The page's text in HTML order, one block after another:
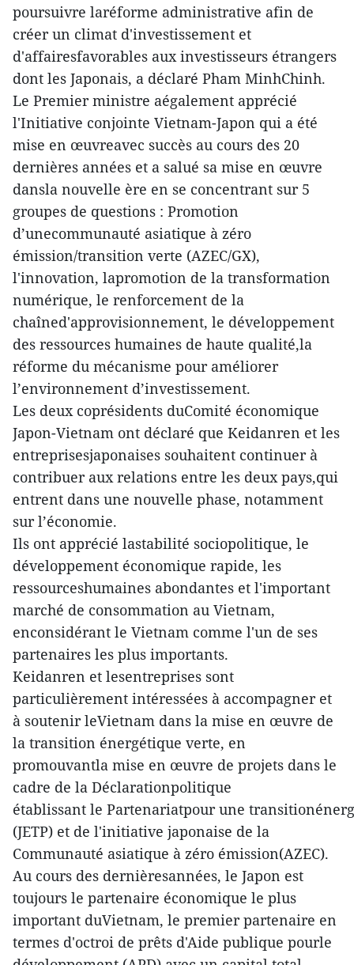
poursuivre laréforme administrative afin de
créer un climat d'investissement et
d'affairesfavorables aux investisseurs étrangers
dont les Japonais, a déclaré Pham MinhChinh.
Le Premier ministre aégalement apprécié
l'Initiative conjointe Vietnam-Japon qui a été
mise en œuvreavec succès au cours des 20
dernières années et a salué sa mise en œuvre
dansla nouvelle ère en se concentrant sur 5
groupes de questions : Promotion
d’unecommunauté asiatique à zéro
émission/transition verte (AZEC/GX),
l'innovation, lapromotion de la transformation
numérique, le renforcement de la
chaîned'approvisionnement, le développement
des ressources humaines de haute qualité,la
réforme du mécanisme pour améliorer
l’environnement d’investissement.
Les deux coprésidents duComité économique
Japon-Vietnam ont déclaré que Keidanren et les
entreprisesjaponaises souhaitent continuer à
contribuer aux relations entre les deux pays,qui
entrent dans une nouvelle phase, notamment
sur l’économie.
Ils ont apprécié lastabilité sociopolitique, le
développement économique rapide, les
ressourceshumaines abondantes et l'important
marché de consommation au Vietnam,
enconsidérant le Vietnam comme l'un de ses
partenaires les plus importants.
Keidanren et lesentreprises sont
particulièrement intéressées à accompagner et
à soutenir leVietnam dans la mise en œuvre de
la transition énergétique verte, en
promouvantla mise en œuvre de projets dans le
cadre de la Déclarationpolitique
établissant le Partenariatpour une
(JETP) et de l'initiative japonaise de la
Communauté asiatique à zéro émission(AZEC).
Au cours des dernièresannées, le Japon est
toujours le partenaire économique le plus
important duVietnam, le premier partenaire en
termes d'octroi de prêts d'Aide publique pourle